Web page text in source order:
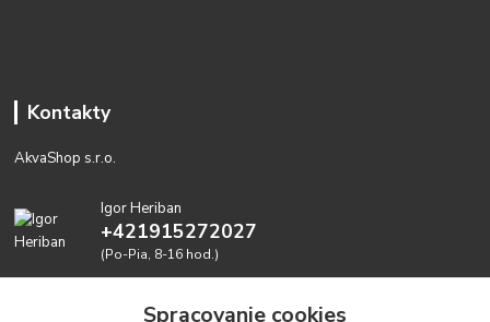
Kontakty
AkvaShop s.r.o.
Igor Heriban
+421915272027
(Po-Pia, 8-16 hod.)
Spracovanie cookies